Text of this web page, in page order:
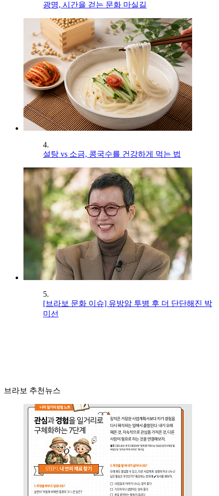
광명, 시간을 걷는 문화 마실길
4.
설탕 vs 소금, 콩국수를 건강하게 먹는 법
5.
[브라보 문화 이슈] 유방암 투병 후 더 단단해진 박
미선
브라보 추천뉴스